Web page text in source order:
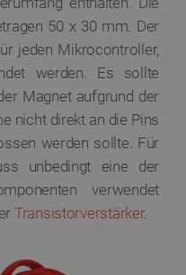
50 x 30 mm. Der
jeden Mikrocontroller,
werden. Es sollte
Magnet aufgrund der
nicht direkt an die Pins
werden sollte. Für
unbedingt eine der
verwendet
Transistorverstärker.